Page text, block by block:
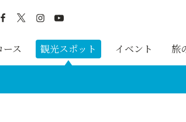
ース 観光スポット イベント 旅